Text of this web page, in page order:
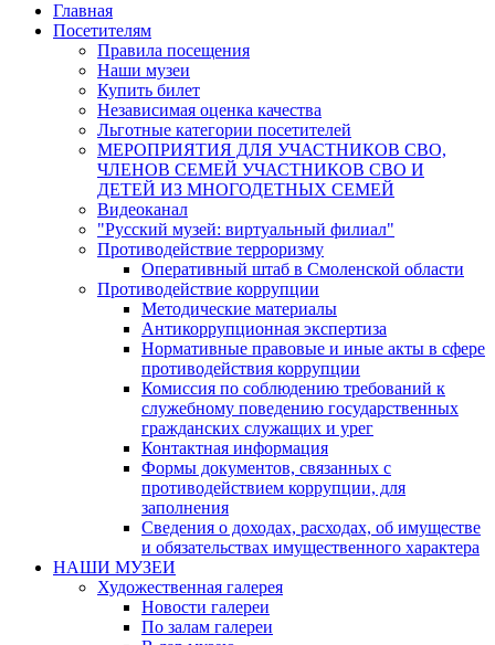
Главная
Посетителям
Правила посещения
Наши музеи
Купить билет
Независимая оценка качества
Льготные категории посетителей
МЕРОПРИЯТИЯ ДЛЯ УЧАСТНИКОВ СВО,
ЧЛЕНОВ СЕМЕЙ УЧАСТНИКОВ СВО И
ДЕТЕЙ ИЗ МНОГОДЕТНЫХ СЕМЕЙ
Видеоканал
"Русский музей: виртуальный филиал"
Противодействие терроризму
Оперативный штаб в Смоленской области
Противодействие коррупции
Методические материалы
Антикоррупционная экспертиза
Нормативные правовые и иные акты в сфере
противодействия коррупции
Комиссия по соблюдению требований к
служебному поведению государственных
гражданских служащих и урег
Контактная информация
Формы документов, связанных с
противодействием коррупции, для
заполнения
Сведения о доходах, расходах, об имуществе
и обязательствах имущественного характера
НАШИ МУЗЕИ
Художественная галерея
Новости галереи
По залам галереи